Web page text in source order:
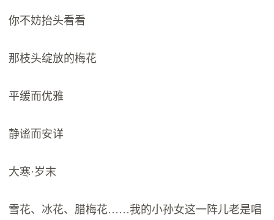
你不妨抬头看看
那枝头绽放的梅花
平缓而优雅
静谧而安详
大寒·岁末
雪花、冰花、腊梅花……我的小孙女这一阵儿老是唱